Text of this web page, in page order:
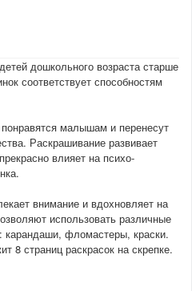
дошкольного возраста старше
соответствует способностям
малышам и перенесут
Раскрашивание развивает
влияет на психо-
внимание и вдохновляет на
использовать различные
фломастеры, краски.
8 страниц раскрасок на скрепке.